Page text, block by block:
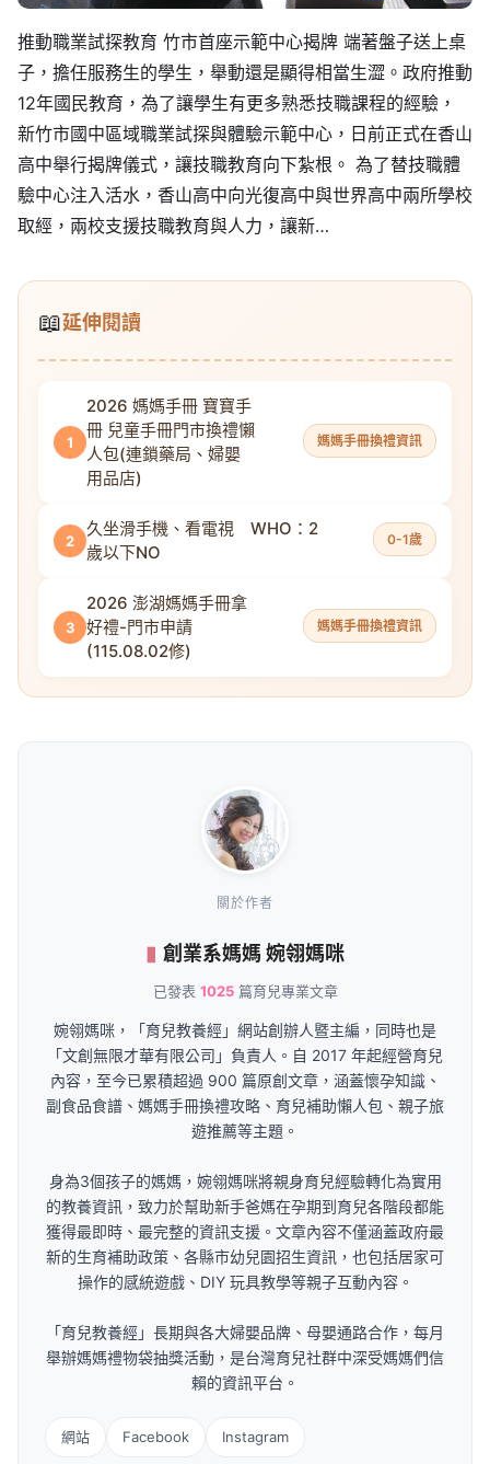
推動職業試探教育 竹市首座示範中心揭牌 端著盤子送上桌
子，擔任服務生的學生，舉動還是顯得相當生澀。政府推動
12年國民教育，為了讓學生有更多熟悉技職課程的經驗，
新竹市國中區域職業試探與體驗示範中心，日前正式在香山
高中舉行揭牌儀式，讓技職教育向下紮根。 為了替技職體
驗中心注入活水，香山高中向光復高中與世界高中兩所學校
取經，兩校支援技職教育與人力，讓新…
📖延伸閱讀
1
2026 媽媽手冊 寶寶手
冊 兒童手冊門市換禮懶
人包(連鎖藥局、婦嬰
用品店)
媽媽手冊換禮資訊
2
久坐滑手機、看電視 WHO：2
歲以下NO
0-1歲
3
2026 澎湖媽媽手冊拿
好禮-門市申請
(115.08.02修)
媽媽手冊換禮資訊
關於作者
創業系媽媽 婉翎媽咪
已發表 1025篇育兒專業文章
婉翎媽咪，「育兒教養經」網站創辦人暨主編，同時也是
「文創無限才華有限公司」負責人。自 2017 年起經營育兒
內容，至今已累積超過 900 篇原創文章，涵蓋懷孕知識、
副食品食譜、媽媽手冊換禮攻略、育兒補助懶人包、親子旅
遊推薦等主題。
身為3個孩子的媽媽，婉翎媽咪將親身育兒經驗轉化為實用
的教養資訊，致力於幫助新手爸媽在孕期到育兒各階段都能
獲得最即時、最完整的資訊支援。文章內容不僅涵蓋政府最
新的生育補助政策、各縣市幼兒園招生資訊，也包括居家可
操作的感統遊戲、DIY 玩具教學等親子互動內容。
「育兒教養經」長期與各大婦嬰品牌、母嬰通路合作，每月
舉辦媽媽禮物袋抽獎活動，是台灣育兒社群中深受媽媽們信
賴的資訊平台。
網站 Facebook Instagram